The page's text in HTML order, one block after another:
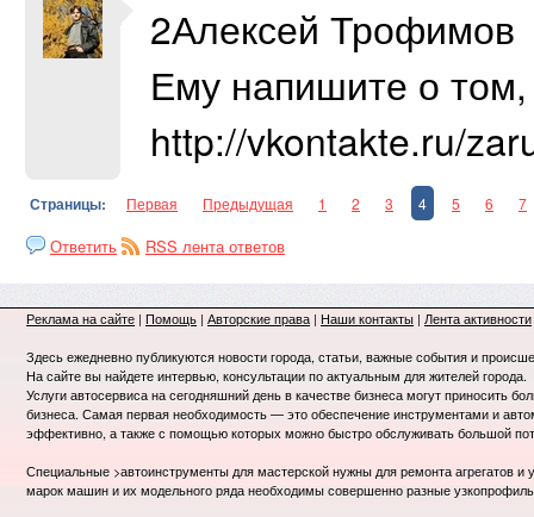
2Алексей Трофимов
Ему напишите о
http://vkontakte.ru/
Страницы: Первая Предыдущая 1 2 3 4 5 6 7
Ответить RSS лента ответов
Реклама на сайте | Помощь | Авторские права | Наши контакты | Лента активности
Здесь ежедневно публикуются новости города, статьи, важные события и
На сайте вы найдете интервью, консультации по актуальным для жителей города.
Услуги автосервиса на сегодняшний день в качестве бизнеса могут приносить
бизнеса. Самая первая необходимость — это обеспечение инструментами и
эффективно, а также с помощью которых можно быстро обслуживать большой
Специальные >автоинструменты для мастерской нужны для ремонта агрегатов
марок машин и их модельного ряда необходимы совершенно разные